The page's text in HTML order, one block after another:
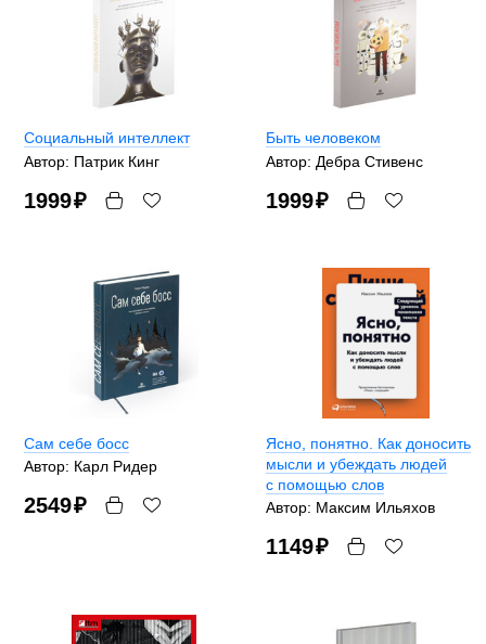
Социальный интеллект
Автор: Патрик Кинг
1999₽
Быть человеком
Автор: Дебра Стивенс
1999₽
Сам себе босс
Автор: Карл Ридер
2549₽
Ясно, понятно. Как доносить
мысли и убеждать людей
с помощью слов
Автор: Максим Ильяхов
1149₽